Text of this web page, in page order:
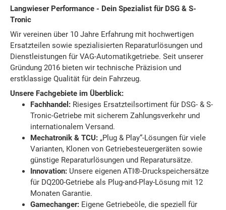
Langwieser Performance - Dein Spezialist für DSG & S-
Tronic
Wir vereinen über 10 Jahre Erfahrung mit hochwertigen
Ersatzteilen sowie spezialisierten Reparaturlösungen und
Dienstleistungen für VAG-Automatikgetriebe. Seit unserer
Gründung 2016 bieten wir technische Präzision und
erstklassige Qualität für dein Fahrzeug.
Unsere Fachgebiete im Überblick:
Fachhandel: Riesiges Ersatzteilsortiment für DSG- & S-
Tronic-Getriebe mit sicherem Zahlungsverkehr und
internationalem Versand.
Mechatronik & TCU: „Plug & Play“-Lösungen für viele
Varianten, Klonen von Getriebesteuergeräten sowie
günstige Reparaturlösungen und Reparatursätze.
Innovation: Unsere eigenen ATI®-Druckspeichersätze
für DQ200-Getriebe als Plug-and-Play-Lösung mit 12
Monaten Garantie.
Gamechanger: Eigene Getriebeöle, die speziell für